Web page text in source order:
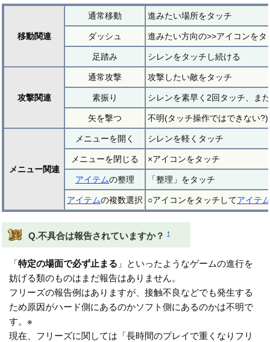
移動関連
通常移動 進みたい場所をタッチ
ダッシュ 進みたい方向の>>アイコンをタ
足踏み シレンをタッチし続ける
攻撃関連
通常攻撃 攻撃したい敵をタッチ
素振り シレンを素早く2回タッチ、ま
矢を撃つ 不明(タッチ操作ではできない?)
メニュー関連
メニューを開く シレンを軽くタッチ
メニューを閉じる ×アイコンをタッチ
アイテムの整理 「整理」をタッチ
アイテムの複数選択 ○アイコンをタッチしてアイテム
Q.不具合は報告されていますか？ †
「特定の場面で必ず止まる 」といったようなゲームの進行を
妨げる類のものはまだ報告はありません。
フリーズの報告例はありますが、接触不良などでも発生する
ため原因がハード側にあるのかソフト側にあるのかは不明で
す。※
現在、フリーズに関しては「長時間のプレイで重くなりフリ